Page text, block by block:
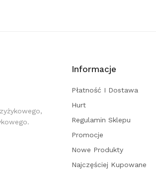
Informacje
Płatność I Dostawa
Hurt
Regulamin Sklepu
Promocje
Nowe Produkty
Najczęściej Kupowane